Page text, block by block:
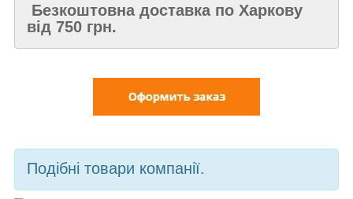
Безкоштовна доставка по Харкову
від 750 грн.
Подібні товари компанії.